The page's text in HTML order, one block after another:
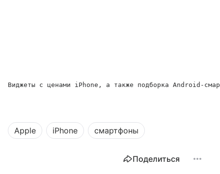
Виджеты с ценами iPhone, а также подборка Android-
Apple iPhone смартфоны
Поделиться